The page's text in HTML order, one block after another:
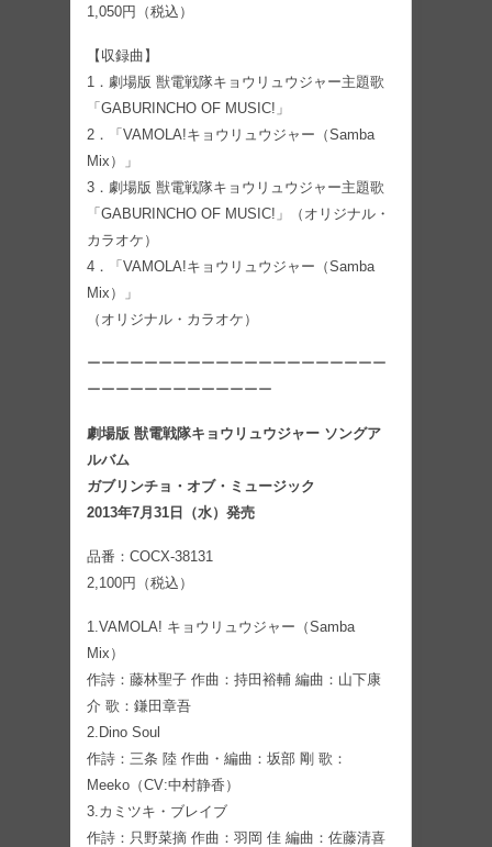
1,050円（税込）
【収録曲】
1．劇場版 獣電戦隊キョウリュウジャー主題歌
「GABURINCHO OF MUSIC!」
2．「VAMOLA!キョウリュウジャー（Samba
Mix）」
3．劇場版 獣電戦隊キョウリュウジャー主題歌
「GABURINCHO OF MUSIC!」（オリジナル・
カラオケ）
4．「VAMOLA!キョウリュウジャー（Samba
Mix）」
（オリジナル・カラオケ）
ーーーーーーーーーーーーーーーーーーーーー
ーーーーーーーーーーーーー
劇場版 獣電戦隊キョウリュウジャー ソングア
ルバム
ガブリンチョ・オブ・ミュージック
2013年7月31日（水）発売
品番：COCX-38131
2,100円（税込）
1.VAMOLA! キョウリュウジャー（Samba
Mix）
作詩：藤林聖子 作曲：持田裕輔 編曲：山下康
介 歌：鎌田章吾
2.Dino Soul
作詩：三条 陸 作曲・編曲：坂部 剛 歌：
Meeko（CV:中村静香）
3.カミツキ・ブレイブ
作詩：只野菜摘 作曲：羽岡 佳 編曲：佐藤清喜